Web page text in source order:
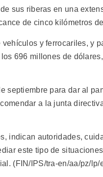
sus riberas en una
de cinco kilómetros
y ferrocariles, y
696 millones de
septiembre para dar al
a la junta
indican autoridades,
este tipo de
(FIN/IPS/tra-en/aa/pz/lp/